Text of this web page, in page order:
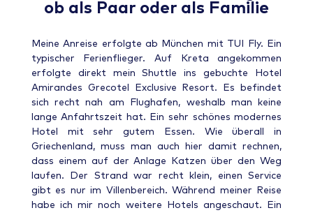
ob als Paar oder als Familie
Meine Anreise erfolgte ab München mit TUI Fly. Ein
typischer Ferienflieger. Auf Kreta angekommen
erfolgte direkt mein Shuttle ins gebuchte Hotel
Amirandes Grecotel Exclusive Resort. Es befindet
sich recht nah am Flughafen, weshalb man keine
lange Anfahrtszeit hat. Ein sehr schönes modernes
Hotel mit sehr gutem Essen. Wie überall in
Griechenland, muss man auch hier damit rechnen,
dass einem auf der Anlage Katzen über den Weg
laufen. Der Strand war recht klein, einen Service
gibt es nur im Villenbereich. Während meiner Reise
habe ich mir noch weitere Hotels angeschaut. Ein